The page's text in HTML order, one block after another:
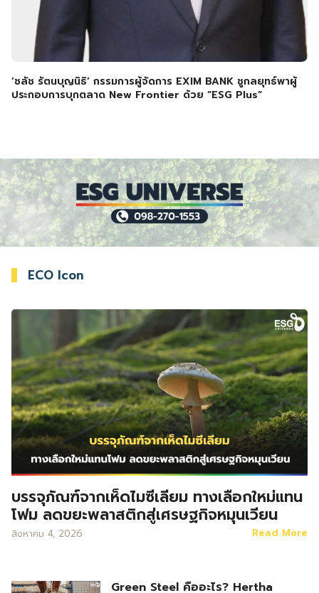
‘ชลัช รัตนบุญนิธิ’ กรรมการผู้จัดการ EXIM BANK ชูกลยุทธ์พาผู้
ประกอบการบุกตลาด New Frontier ด้วย “ESG Plus”
ECO Icon
บรรจุภัณฑ์จากเห็ดไมซีเลียม ทางเลือกใหม่แทน
โฟม ลดขยะพลาสติกสู่เศรษฐกิจหมุนเวียน
สิงหาคม 4, 2026 Read More
Green Steel คืออะไร? Hertha